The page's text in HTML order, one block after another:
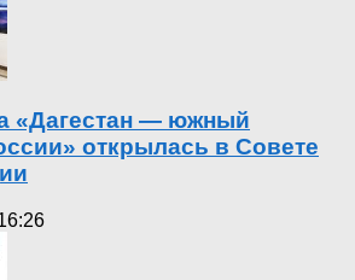
«Дагестан — южный
открылась в Совете